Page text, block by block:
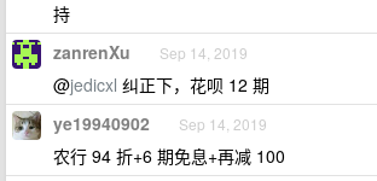
持
zanrenXu Sep 14, 2019
@jedicxl 纠正下，花呗 12 期
ye19940902 Sep 14, 2019
农行 94 折+6 期免息+再减 100